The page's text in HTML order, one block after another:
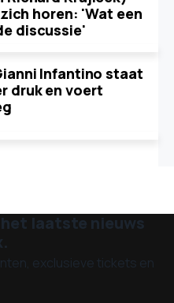
horen: 'Wat een
discussie'
Infantino staat
druk en voert
laatste nieuws
exclusieve tickets en